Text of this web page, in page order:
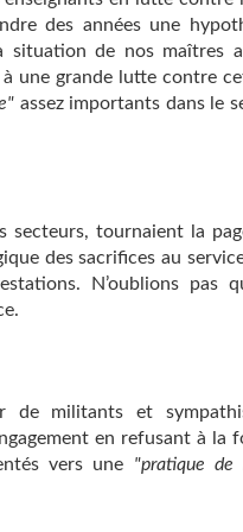
des années une
situation de nos maîtres
une grande lutte contre
assez importants dans le
secteurs, tournaient la
des sacrifices au
N’oublions pas
militants et
en refusant à la
vers une "pratique de